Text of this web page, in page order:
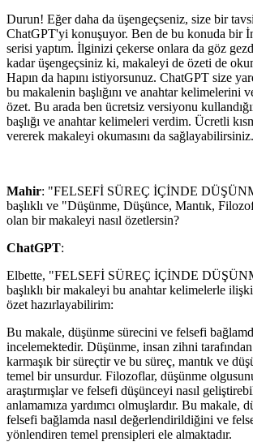
Durun! Eğer daha da üşengeçseniz, size bir
ChatGPT'yi konuşuyor. Ben de bu konuda bir
serisi yaptım. İlginizi çekerse onlara da göz
kadar üşengeçsiniz ki, makaleyi de özeti de
Hapın da hapını istiyorsunuz. ChatGPT size
bu makalenin başlığını ve anahtar kelimelerini
özet. Bu arada ben ücretsiz versiyonu
başlığı ve anahtar kelimeleri verdim. Ücretli
vererek makaleyi okumasını da sağlayabilirsiniz.
Mahir: "FELSEFİ SÜREÇ İÇİNDE
başlıklı ve "Düşünme, Düşünce, Mantık,
olan bir makaleyi nasıl özetlersin?
ChatGPT:
Elbette, "FELSEFİ SÜREÇ İÇİNDE
başlıklı bir makaleyi bu anahtar kelimelerle
özet hazırlayabilirim:
Bu makale, düşünme sürecini ve felsefi bağlamda
incelemektedir. Düşünme, insan zihni
karmaşık bir süreçtir ve bu süreç, mantık ve
temel bir unsurdur. Filozoflar, düşünme
araştırmışlar ve felsefi düşünceyi nasıl
anlamamıza yardımcı olmuşlardır. Bu makale,
felsefi bağlamda nasıl değerlendirildiğini ve
yönlendiren temel prensipleri ele almaktadır.